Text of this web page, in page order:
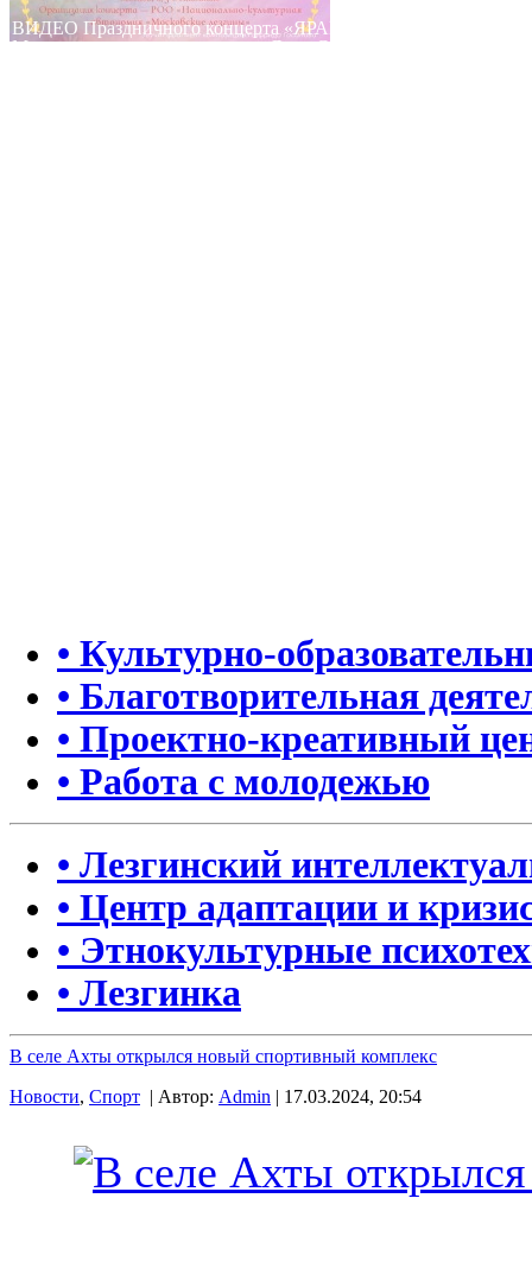
ВИДЕО Праздничного концерта «ЯРАН СУВАР 2026 в
Московские лезгины отметили Яран Сувар: репортаж с
• Культурно-
• Благотворительная
• Проектно-креативный
• Работа с молодежью
• Лезгинский
• Центр адаптации и
• Этнокультурные
• Лезгинка
В селе Ахты открылся новый спортивный комплекс
Новости, Спорт | Автор: Admin | 17.03.2024, 20:54